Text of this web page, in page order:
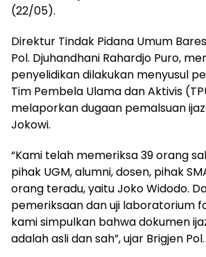
(22/05).
Direktur Tindak Pidana Umum
Pol. Djuhandhani Rahardjo Puro,
penyelidikan dilakukan menyusul
Tim Pembela Ulama dan Aktivis
melaporkan dugaan pemalsuan
Jokowi.
“Kami telah memeriksa 39 orang
pihak UGM, alumni, dosen, pihak
orang teradu, yaitu Joko Widodo.
pemeriksaan dan uji laboratorium
kami simpulkan bahwa dokumen
adalah asli dan sah”, ujar Brigjen